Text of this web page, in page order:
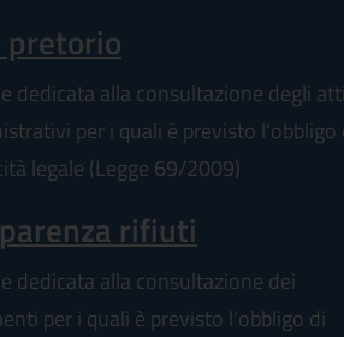
pretorio (apre in
dedicata alla consultazione degli atti
per i quali è previsto l'obbligo
legale (Legge 69/2009)
rifiuti
dedicata alla consultazione dei
per i quali è previsto l'obbligo di